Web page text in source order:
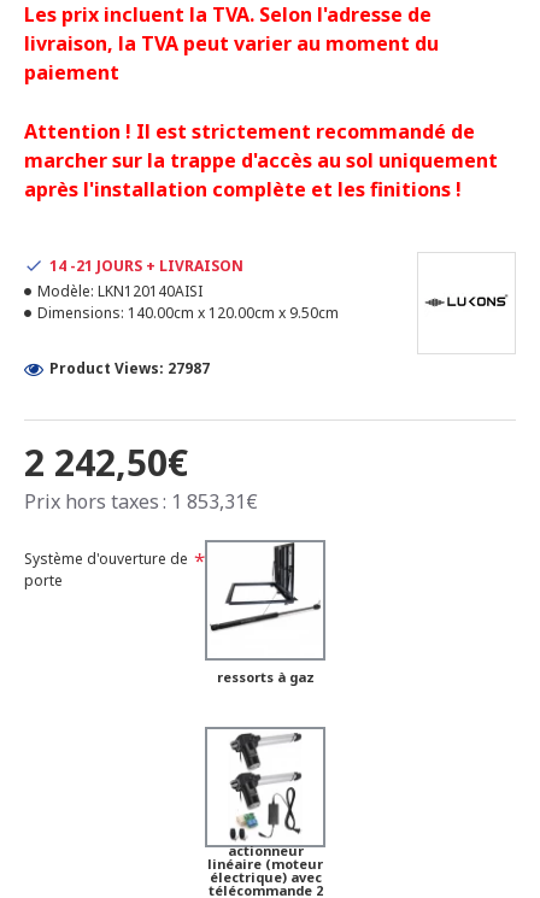
Les prix incluent la TVA. Selon l'adresse de
livraison, la TVA peut varier au moment du
paiement
Attention ! Il est strictement recommandé de
marcher sur la trappe d'accès au sol uniquement
après l'installation complète et les finitions !
2 242,50€
Prix hors taxes : 1 853,31€
14 -21 JOURS + LIVRAISON
Modèle: LKN120140AISI
Dimensions: 140.00cm x 120.00cm x 9.50cm
Product Views: 27987
Système d'ouverture de
porte
ressorts à gaz
actionneur
linéaire (moteur
électrique) avec
télécommande 2